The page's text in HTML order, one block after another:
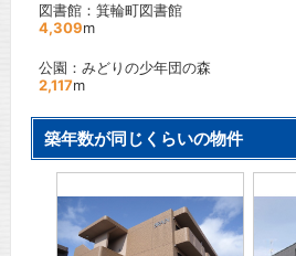
図書館：箕輪町図書館
4,309m
公園：みどりの少年団の森
2,117m
築年数が同じくらいの物件